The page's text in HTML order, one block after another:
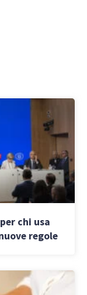
chi usa
regole